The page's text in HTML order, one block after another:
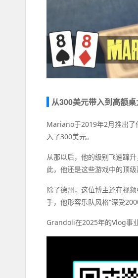
从300美元带入到高额
Mariano于2019年2月推出了
入了300美元。
从那以后，他的级别飞速蹿
此，他还是这些游戏中的顶
除了德州，这位博主还在视
手，他形容乐队风格“深受
Grandoli在2025年的Vlog事